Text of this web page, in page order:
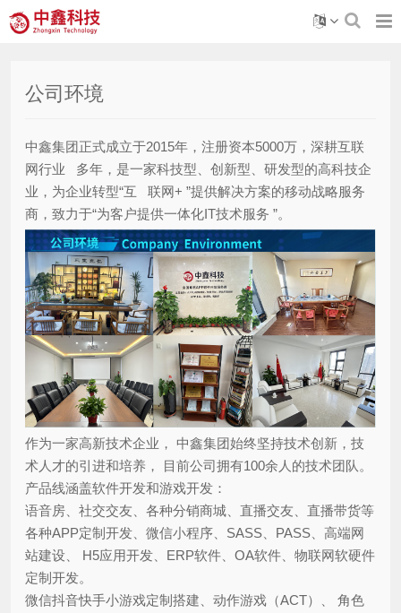
公司环境
中鑫集团正式成立于2015年，注册资本5000万，深耕互联
网行业 多年，是一家科技型、创新型、研发型的高科技企
业，为企业转型“互 联网+ ”提供解决方案的移动战略服务
商，致力于“为客户提供一体化IT技术服务 ”。
作为一家高新技术企业， 中鑫集团始终坚持技术创新，技
术人才的引进和培养， 目前公司拥有100余人的技术团队。
产品线涵盖软件开发和游戏开发：
语音房、社交交友、各种分销商城、直播交友、直播带货等
各种APP定制开发 、微信小程序、SASS、PASS、高端网
站建设、 H5应用开发、ERP软件、OA软件、物联网软硬件
定制开发。
微信抖音快手小游戏定制搭建、动作游戏（ACT）、 角色